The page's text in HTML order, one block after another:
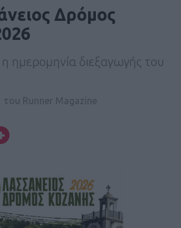
Δρόμος
ημερομηνία διεξαγωγής του
του Runner Magazine